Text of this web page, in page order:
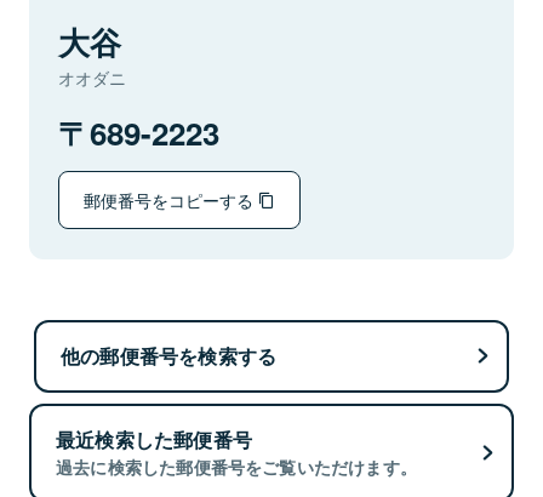
大谷
オオダニ
689-2223
郵便番号をコピーする
他の郵便番号を検索する
最近検索した郵便番号
過去に検索した郵便番号をご覧いただけます。